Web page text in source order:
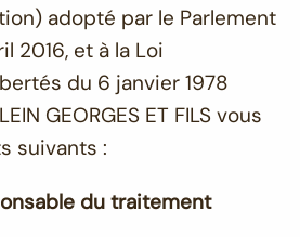
adopté par le Parlement
2016, et à la Loi
du 6 janvier 1978
GEORGES ET FILS vous
suivants :
du traitement